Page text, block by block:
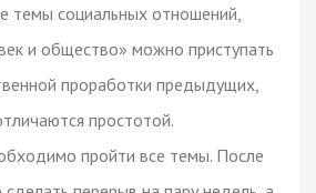
темы социальных отношений,
и общество» можно приступать
проработки предыдущих,
простотой.
пройти все темы. После